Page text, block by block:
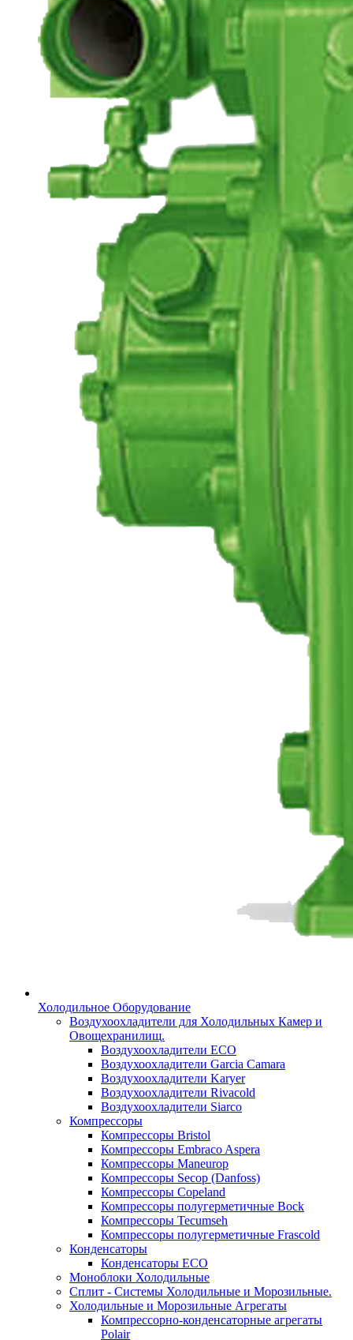
Холодильное Оборудование
Воздухоохладители для Холодильных Камер и
Овощехранилищ.
Воздухоохладители ECO
Воздухоохладители Garcia Camara
Воздухоохладители Karyer
Воздухоохладители Rivacold
Воздухоохладители Siarco
Компрессоры
Компрессоры Bristol
Компрессоры Embraco Aspera
Компрессоры Maneurop
Компрессоры Secop (Danfoss)
Компрессоры Copeland
Компрессоры полугерметичные Bock
Компрессоры Tecumseh
Компрессоры полугерметичные Frascold
Конденсаторы
Конденсаторы ECO
Моноблоки Холодильные
Сплит - Системы Холодильные и Морозильные.
Холодильные и Морозильные Агрегаты
Компрессорно-конденсаторные агрегаты
Polair